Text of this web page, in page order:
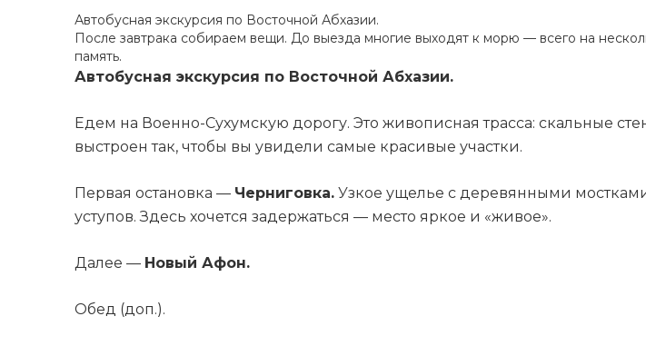
Автобусная экскурсия по Восточной Абхазии.
После завтрака собираем вещи. До выезда многие выходят к морю — всего на
память.
Автобусная экскурсия по Восточной Абхазии.
Едем на Военно-Сухумскую дорогу. Это живописная трасса: скальные
выстроен так, чтобы вы увидели самые красивые участки.
Первая остановка — Черниговка. Узкое ущелье с деревянными
уступов. Здесь хочется задержаться — место яркое и «живое».
Далее — Новый Афон.
Обед (доп.).